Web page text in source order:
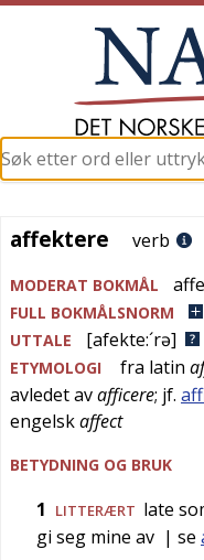
affektere
affektere verb
MODERAT BOKMÅL
FULL BOKMÅLSNORM
UTTALE
[afekte:´rə]
ETYMOLOGI fra latin
avledet avafficere; jf.
engelskaffect
BETYDNING OG BRUK
1 LITTERÆRT late
gi seg mine av | se